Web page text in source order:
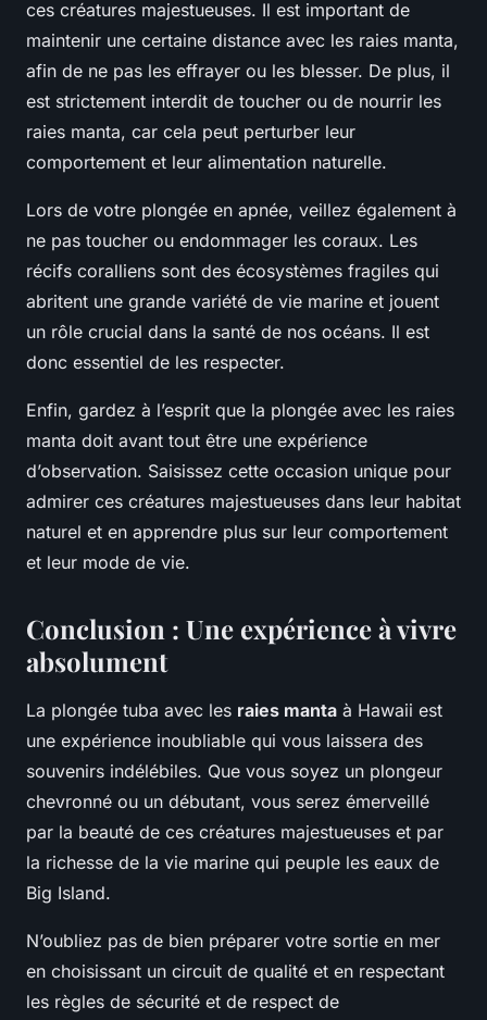
ces créatures majestueuses. Il est important de
maintenir une certaine distance avec les raies manta,
afin de ne pas les effrayer ou les blesser. De plus, il
est strictement interdit de toucher ou de nourrir les
raies manta, car cela peut perturber leur
comportement et leur alimentation naturelle.
Lors de votre plongée en apnée, veillez également à
ne pas toucher ou endommager les coraux. Les
récifs coralliens sont des écosystèmes fragiles qui
abritent une grande variété de vie marine et jouent
un rôle crucial dans la santé de nos océans. Il est
donc essentiel de les respecter.
Enfin, gardez à l’esprit que la plongée avec les raies
manta doit avant tout être une expérience
d’observation. Saisissez cette occasion unique pour
admirer ces créatures majestueuses dans leur habitat
naturel et en apprendre plus sur leur comportement
et leur mode de vie.
Conclusion : Une expérience à vivre
absolument
La plongée tuba avec les raies manta à Hawaii est
une expérience inoubliable qui vous laissera des
souvenirs indélébiles. Que vous soyez un plongeur
chevronné ou un débutant, vous serez émerveillé
par la beauté de ces créatures majestueuses et par
la richesse de la vie marine qui peuple les eaux de
Big Island.
N’oubliez pas de bien préparer votre sortie en mer
en choisissant un circuit de qualité et en respectant
les règles de sécurité et de respect de